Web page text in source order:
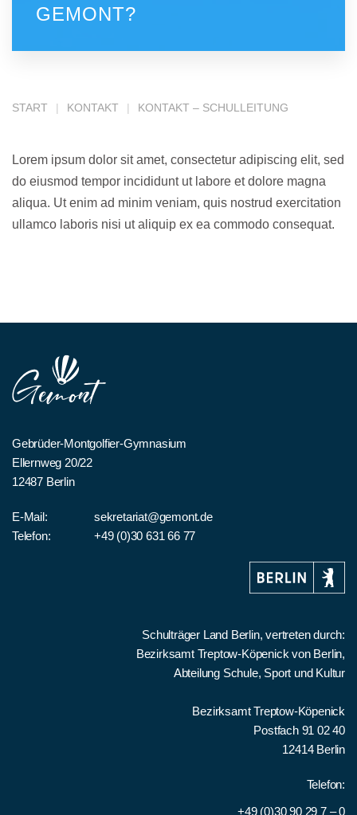
GEMONT?
START KONTAKT KONTAKT – SCHULLEITUNG
Lorem ipsum dolor sit amet, consectetur adipiscing elit, sed
do eiusmod tempor incididunt ut labore et dolore magna
aliqua. Ut enim ad minim veniam, quis nostrud exercitation
ullamco laboris nisi ut aliquip ex ea commodo consequat.
Gebrüder-Montgolfier-Gymnasium
Ellernweg 20/22
12487 Berlin
E-Mail:
sekretariat@gemont.de
Telefon:
+49 (0)30 631 66 77
Schulträger Land Berlin, vertreten durch:
Bezirksamt Treptow-Köpenick von Berlin,
Abteilung Schule, Sport und Kultur
Bezirksamt Treptow-Köpenick
Postfach 91 02 40
12414 Berlin
Telefon:
+49 (0)30 90 29 7 – 0